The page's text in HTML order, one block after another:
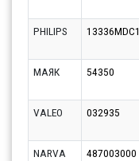
PHILIPS 13336MDC1
МАЯК 54350
VALEO 032935
NARVA 487003000